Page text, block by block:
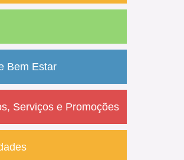
Bem Estar
Serviços e Promoções